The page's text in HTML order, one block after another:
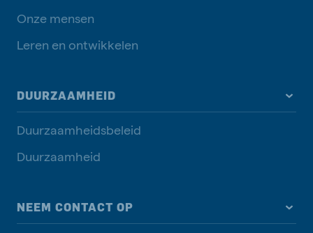
Onze mensen
Leren en ontwikkelen
DUURZAAMHEID
Duurzaamheidsbeleid
Duurzaamheid
NEEM CONTACT OP